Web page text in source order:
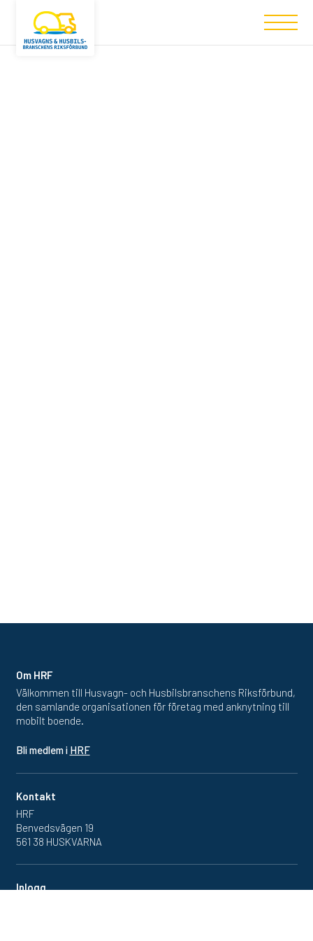
Nothing has been posted like that yet
Om HRF
Välkommen till Husvagn- och Husbilsbranschens Riksförbund,
den samlande organisationen för företag med anknytning till
mobilt boende.
Bli medlem i HRF
Kontakt
HRF
Benvedsvägen 19
561 38 HUSKVARNA
Inlogg